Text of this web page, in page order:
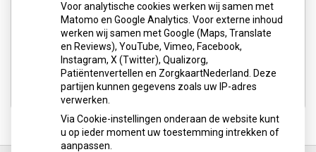
Voor analytische cookies werken wij samen met
Matomo en Google Analytics. Voor externe inhoud
werken wij samen met Google (Maps, Translate
en Reviews), YouTube, Vimeo, Facebook,
Instagram, X (Twitter), Qualizorg,
Patiëntenvertellen en ZorgkaartNederland. Deze
partijen kunnen gegevens zoals uw IP-adres
verwerken.
Via Cookie-instellingen onderaan de website kunt
u op ieder moment uw toestemming intrekken of
aanpassen.